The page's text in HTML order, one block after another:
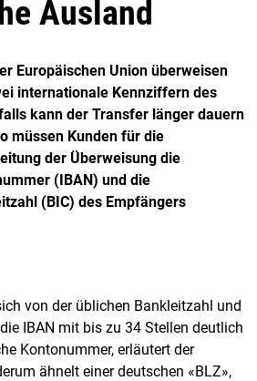
Ausland
Europäischen Union überweisen
internationale Kennziffern des
kann der Transfer länger dauern
müssen Kunden für die
der Überweisung die
(IBAN) und die
(BIC) des Empfängers
von der üblichen Bankleitzahl und
IBAN mit bis zu 34 Stellen deutlich
Kontonummer, erläutert der
ähnelt einer deutschen «BLZ»,